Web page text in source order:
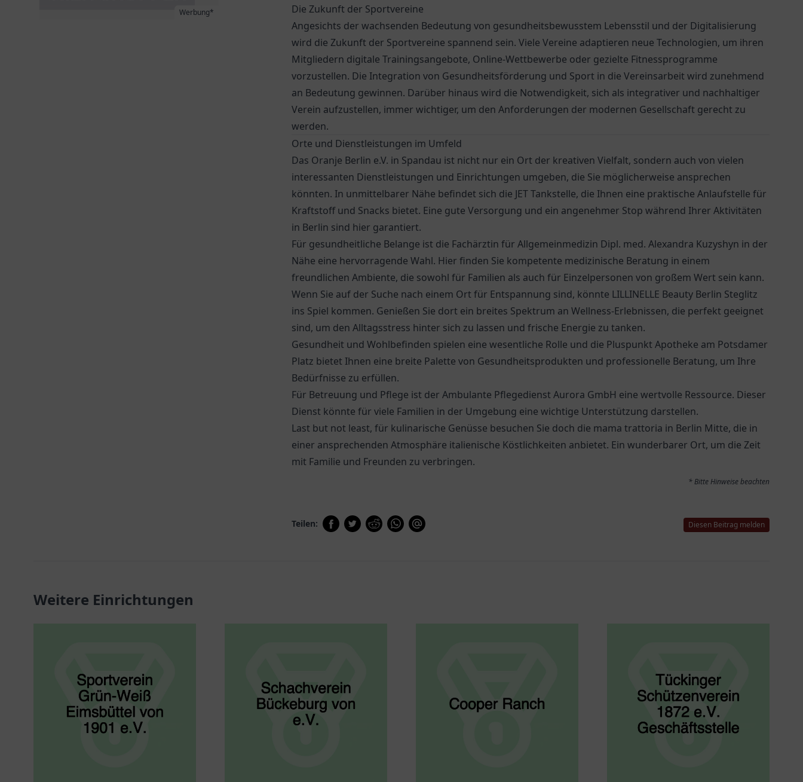
Werbung*
Die Zukunft der Sportvereine
Angesichts der wachsenden Bedeutung von gesundheitsbewusstem Lebensstil und der Digitalisierung
wird die Zukunft der Sportvereine spannend sein. Viele Vereine adaptieren neue Technologien, um ihren
Mitgliedern digitale Trainingsangebote, Online-Wettbewerbe oder gezielte Fitnessprogramme
vorzustellen. Die Integration von Gesundheitsförderung und Sport in die Vereinsarbeit wird zunehmend
an Bedeutung gewinnen. Darüber hinaus wird die Notwendigkeit, sich als integrativer und nachhaltiger
Verein aufzustellen, immer wichtiger, um den Anforderungen der modernen Gesellschaft gerecht zu
werden.
Orte und Dienstleistungen im Umfeld
Das Oranje Berlin e.V. in Spandau ist nicht nur ein Ort der kreativen Vielfalt, sondern auch von vielen
interessanten Dienstleistungen und Einrichtungen umgeben, die Sie möglicherweise ansprechen
könnten. In unmittelbarer Nähe befindet sich die JET Tankstelle, die Ihnen eine praktische Anlaufstelle für
Kraftstoff und Snacks bietet. Eine gute Versorgung und ein angenehmer Stop während Ihrer Aktivitäten
in Berlin sind hier garantiert.
Für gesundheitliche Belange ist die Fachärztin für Allgemeinmedizin Dipl. med. Alexandra Kuzyshyn in der
Nähe eine hervorragende Wahl. Hier finden Sie kompetente medizinische Beratung in einem
freundlichen Ambiente, die sowohl für Familien als auch für Einzelpersonen von großem Wert sein kann.
Wenn Sie auf der Suche nach einem Ort für Entspannung sind, könnte LILLINELLE Beauty Berlin Steglitz
ins Spiel kommen. Genießen Sie dort ein breites Spektrum an Wellness-Erlebnissen, die perfekt geeignet
sind, um den Alltagsstress hinter sich zu lassen und frische Energie zu tanken.
Gesundheit und Wohlbefinden spielen eine wesentliche Rolle und die Pluspunkt Apotheke am Potsdamer
Platz bietet Ihnen eine breite Palette von Gesundheitsprodukten und professionelle Beratung, um Ihre
Bedürfnisse zu erfüllen.
Für Betreuung und Pflege ist der Ambulante Pflegedienst Aurora GmbH eine wertvolle Ressource. Dieser
Dienst könnte für viele Familien in der Umgebung eine wichtige Unterstützung darstellen.
Last but not least, für kulinarische Genüsse besuchen Sie doch die mama trattoria in Berlin Mitte, die in
einer ansprechenden Atmosphäre italienische Köstlichkeiten anbietet. Ein wunderbarer Ort, um die Zeit
mit Familie und Freunden zu verbringen.
* Bitte Hinweise beachten
Teilen: Diesen Beitrag melden
Weitere Einrichtungen